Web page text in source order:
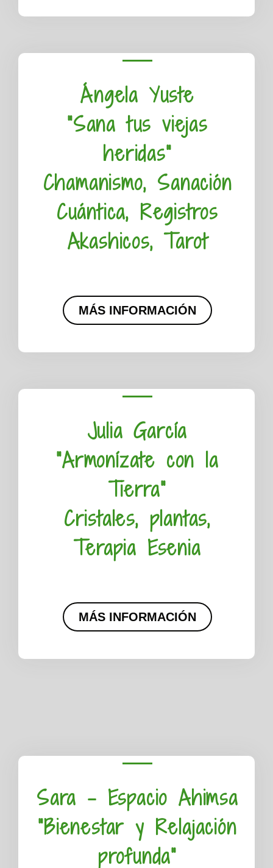
Ángela Yuste
"Sana tus viejas
heridas"
Chamanismo, Sanación
Cuántica, Registros
Akashicos, Tarot
MÁS INFORMACIÓN
Julia García
"Armonízate con la
Tierra"
Cristales, plantas,
Terapia Esenia
MÁS INFORMACIÓN
Sara - Espacio Ahimsa
"Bienestar y Relajación
profunda"